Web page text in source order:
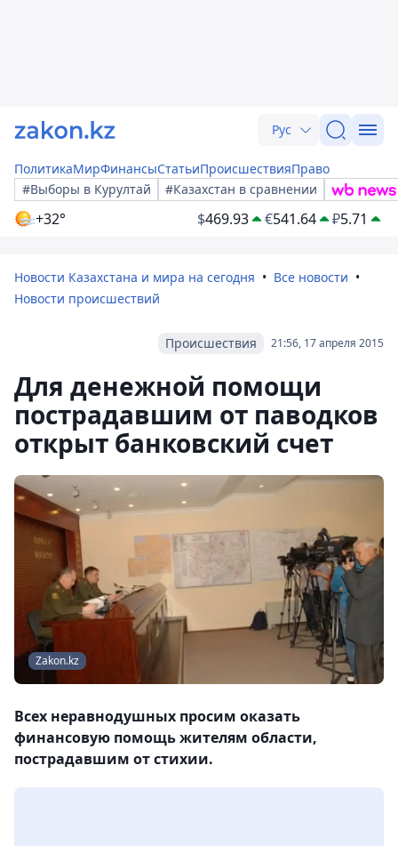
Рус
ПолитикаМирФинансыСтатьиПроисшествияПраво
#Выборы в Курултай
#Казахстан в сравнении
+32° $469.93 €541.64 ₽5.71
Новости Казахстана и мира на сегодня
Все новости
Новости происшествий
21:56, 17 апреля 2015
Происшествия
Для денежной помощи
пострадавшим от паводков
открыт банковский счет
Zakon.kz
Всех неравнодушных просим оказать
финансовую помощь жителям области,
пострадавшим от стихии.